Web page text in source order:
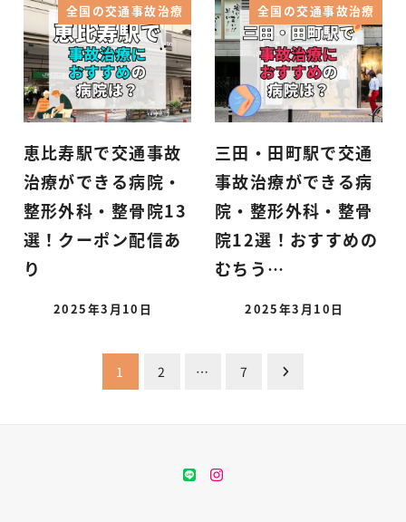
全国の交通事故治療
恵比寿駅で交通事故
治療ができる病院・
整形外科・整骨院13
選！クーポン配信あ
り
2025年3月10日
全国の交通事故治療
三田・田町駅で交通
事故治療ができる病
院・整形外科・整骨
院12選！おすすめの
むちう…
2025年3月10日
1 2 … 7
LINEinstagram